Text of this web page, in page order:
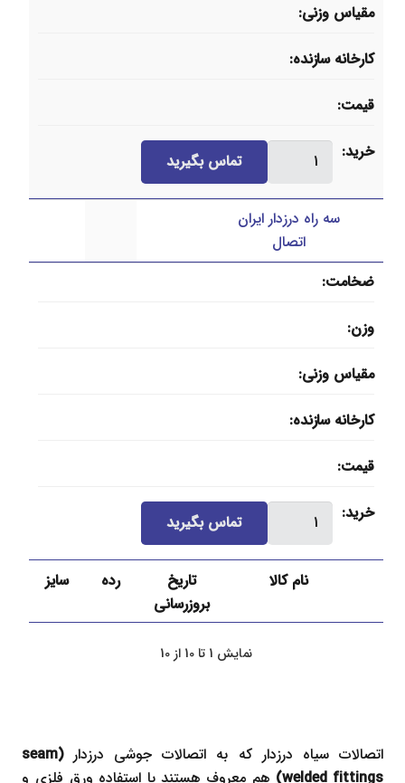
نام کالا
تاریخ
بروزرسانی
رده سایز
مقیاس وزنی
کارخانه سازنده
قیمت
خرید
کپ
ایران
اتصال
تماس بگیرید
سه راه درزدار ایران
اتصال
ضخامت
وزن
مقیاس وزنی
کارخانه سازنده
قیمت
خرید
درزدار
ایران
عدد
تماس بگیرید
نمایش 1 تا 10 از 10
اتصالات سیاه درزدار که به اتصالات جوشی درزدار (seam
welded fittings) هم معروف هستند با استفاده ورق فلزی و